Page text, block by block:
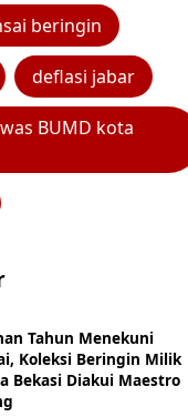
beringin
deflasi jabar
BUMD kota
Tahun Menekuni
Koleksi Beringin Milik
Bekasi Diakui Maestro